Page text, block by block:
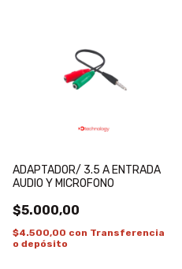
ADAPTADOR/ 3.5 A ENTRADA
AUDIO Y MICROFONO
$5.000,00
$4.500,00 con Transferencia
o depósito